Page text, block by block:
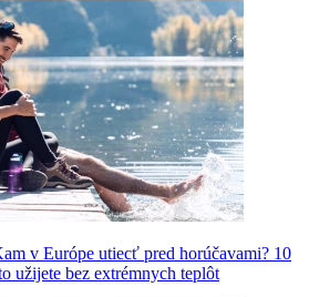
v Európe utiecť pred horúčavami? 10
užijete bez extrémnych teplôt